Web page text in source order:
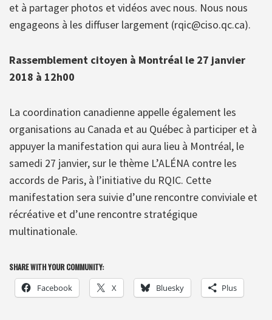
et à partager photos et vidéos avec nous. Nous nous
engageons à les diffuser largement (rqic@ciso.qc.ca).
Rassemblement citoyen à Montréal le 27 janvier
2018 à 12h00
La coordination canadienne appelle également les
organisations au Canada et au Québec à participer et à
appuyer la manifestation qui aura lieu à Montréal, le
samedi 27 janvier, sur le thème L’ALÉNA contre les
accords de Paris, à l’initiative du RQIC. Cette
manifestation sera suivie d’une rencontre conviviale et
récréative et d’une rencontre stratégique
multinationale.
SHARE WITH YOUR COMMUNITY:
Facebook X Bluesky Plus